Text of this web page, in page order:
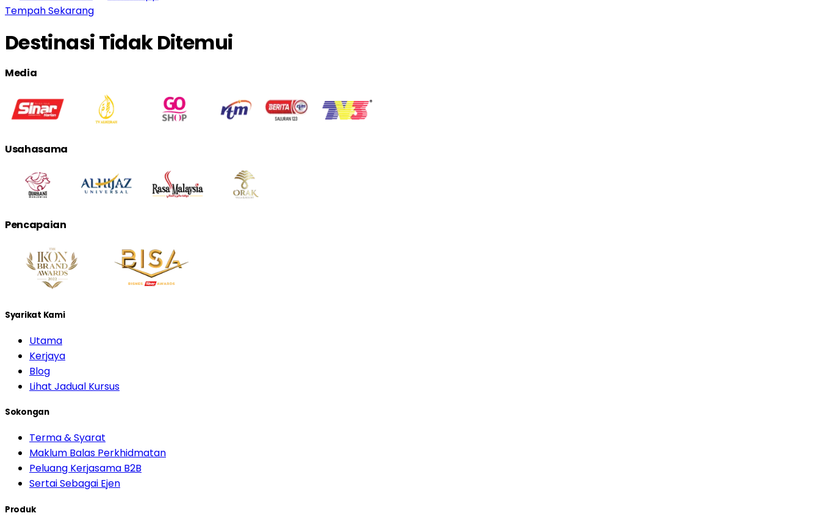
Tempah Sekarang
Destinasi Tidak Ditemui
Media
Usahasama
Pencapaian
Syarikat Kami
Utama
Kerjaya
Blog
Lihat Jadual Kursus
Sokongan
Terma & Syarat
Maklum Balas Perkhidmatan
Peluang Kerjasama B2B
Sertai Sebagai Ejen
Produk